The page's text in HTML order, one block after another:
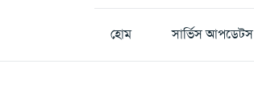
হোম সার্ভিস আপডেটস